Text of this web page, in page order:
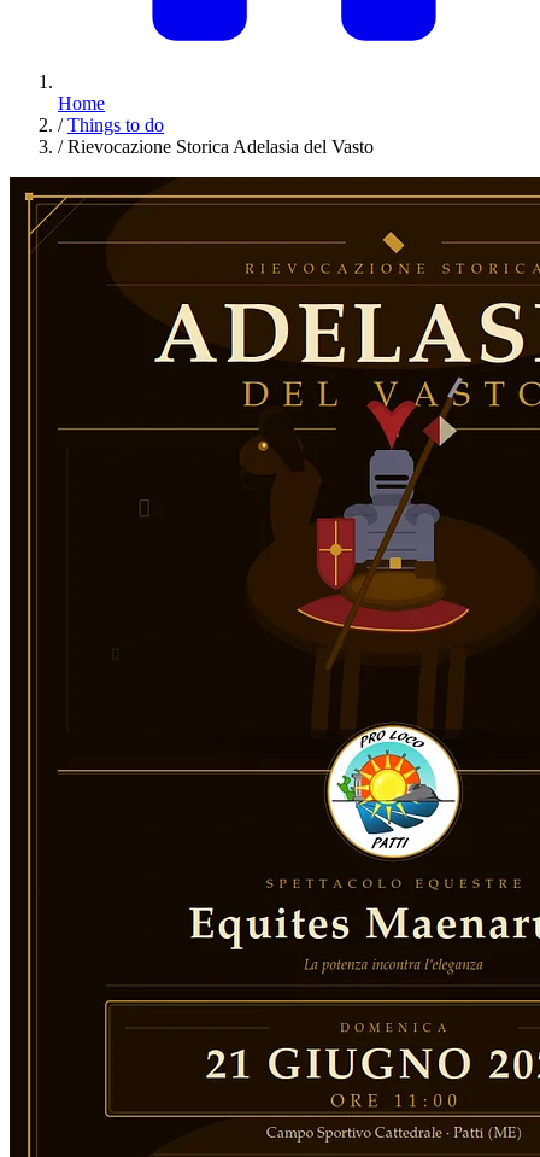
Home
/ Things to do
/ Rievocazione Storica Adelasia del Vasto